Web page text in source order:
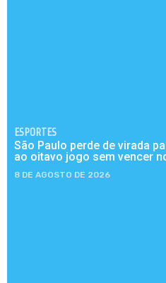
ESPORTES
São Paulo perde de virada
ao oitavo jogo sem vencer
8 DE AGOSTO DE 2026